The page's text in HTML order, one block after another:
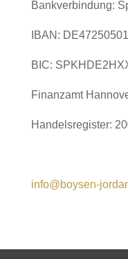
Bankverbindung:
IBAN:
BIC:
Finanzamt
Handelsregister:
info@boysen-